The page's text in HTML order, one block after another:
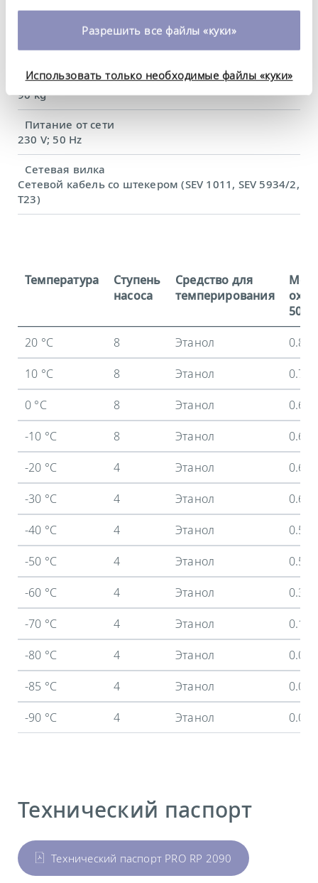
изменить или отозвать свое согласие в любое
время. Более подробную информацию об этом вы
Разрешить все файлы «куки»
Использовать только необходимые файлы «куки»
Размеры (Ш × Г × В)
500 x 600 x 730 mm
Вес
90 kg
Питание от сети
230 V; 50 Hz
Сетевая вилка
Сетевой кабель со штекером (SEV 1011, SEV 5934/2,
T23)
Температура
Ступень
насоса
Средство для
темперирования
50 Гц
20 °C
8 Этанол
0.8
10 °C
8 Этанол
0.71
0 °C
8 Этанол
0.68
-10 °C
8 Этанол
0.65
-20 °C
4 Этанол
0.62
-30 °C
4 Этанол
0.61
-40 °C
4 Этанол
0.58
-50 °C
4 Этанол
0.52
-60 °C
4 Этанол
0.34
-70 °C
4 Этанол
0.18
-80 °C
4 Этанол
0.07
-85 °C
4 Этанол
0.03
-90 °C
4 Этанол 0.01
Технический паспорт
Технический паспорт PRO RP 2090